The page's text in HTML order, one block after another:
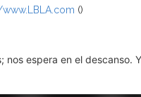
()
espera en el